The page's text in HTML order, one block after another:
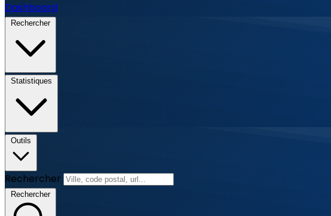
Dashboard
Rechercher
Statistiques
Outils
Rechercher
Rechercher